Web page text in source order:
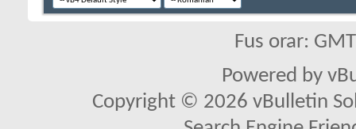
Fus orar:
Powered by
Copyright © 2026 vBulletin